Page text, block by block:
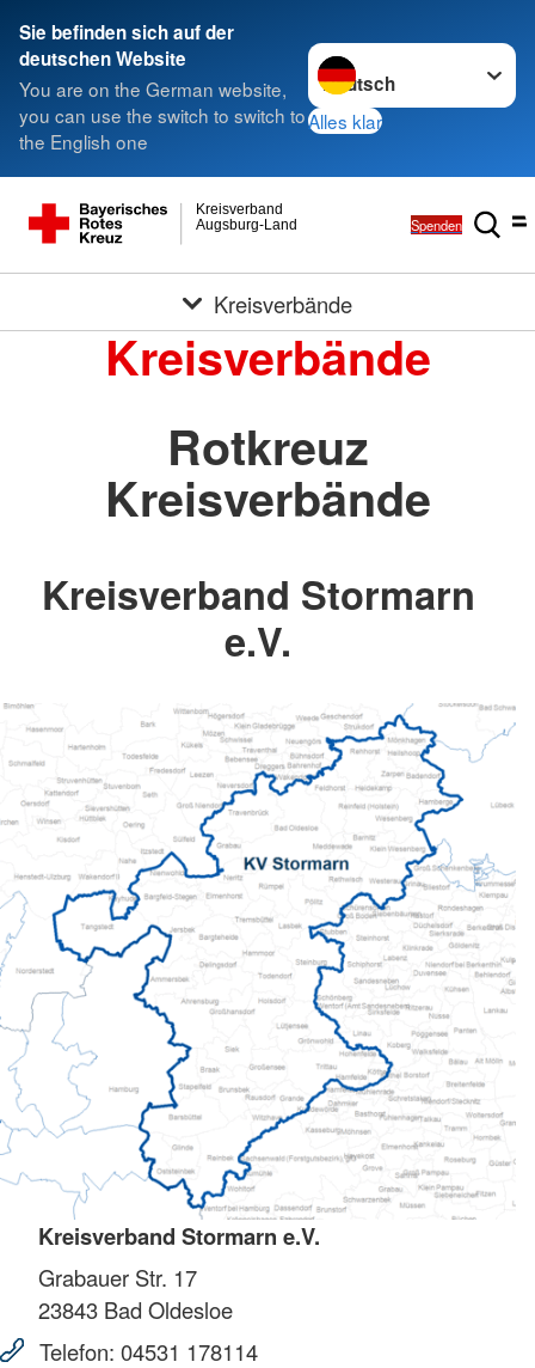
Sie befinden sich auf der
deutschen Website
You are on the German website,
you can use the switch to switch to
the English one
Sprache wechseln zu
Alles klar
Augsburg-Land
Kreisverband
Spenden
Kreisverbände
Kreisverbände
Rotkreuz
Kreisverbände
Kreisverband Stormarn
e.V.
Kreisverband Stormarn e.V.
Grabauer Str. 17
23843 Bad Oldesloe
Telefon: 04531 178114